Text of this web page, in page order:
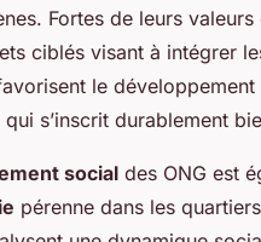
Fortes de leurs
ciblés visant à intégrer
le développement
qui s’inscrit durablement
social des ONG est
pérenne dans les